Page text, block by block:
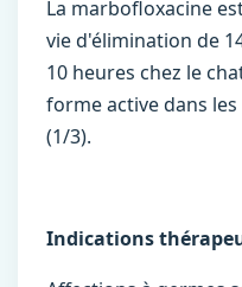
La marbofloxacine
vie d'élimination de
10 heures chez le
forme active dans
(1/3).
Indications